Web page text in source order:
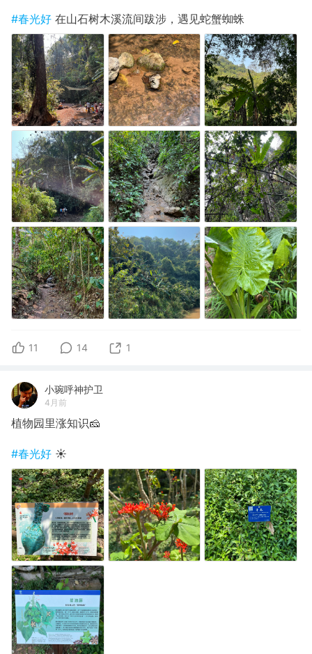
#春光好 在山石树木溪流间跋涉，遇见蛇蟹蜘蛛
11 14 1
小琬呼神护卫
4月前
植物园里涨知识🧀
#春光好 ☀️